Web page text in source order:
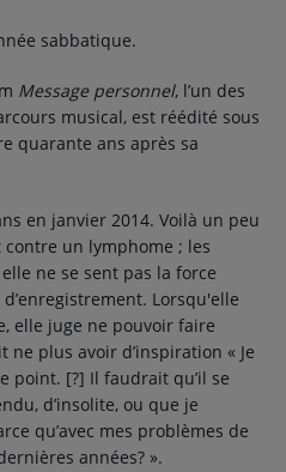
sabbatique.
Message personnel, l’un des
musical, est réédité sous
quarante ans après sa
en janvier 2014. Voilà un peu
contre un lymphome ; les
ne se sent pas la force
Lorsqu'elle
elle juge ne pouvoir faire
ne plus avoir d’inspiration « Je
point. [?] Il faudrait qu’il se
d’insolite, ou que je
qu’avec mes problèmes de
années? ».